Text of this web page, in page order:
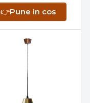
👉Pune in cos